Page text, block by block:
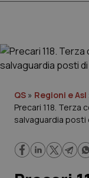
Governo e
Regioni e Asl
Lavoro e
QS » Regioni e Asl
Precari 118. Terza
salvaguardia posti